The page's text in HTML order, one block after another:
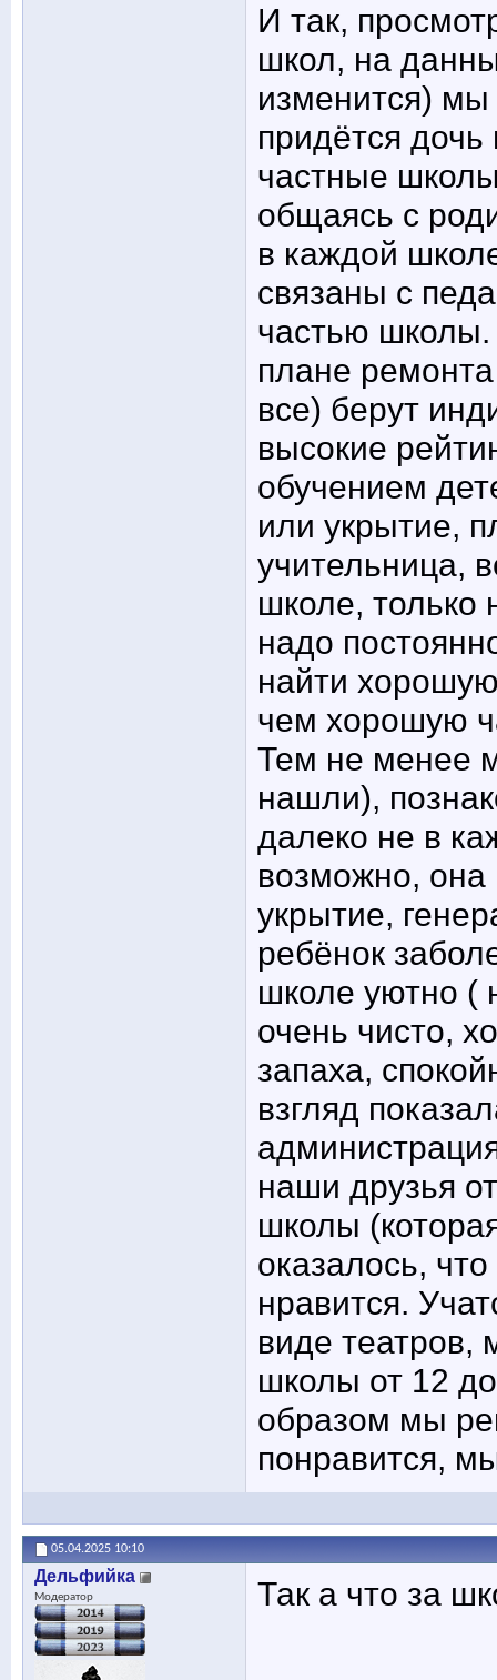
И так,
школ, на
изменится) мы
придётся
частные
общаясь с
в каждой
связаны с
частью
плане
все) берут
высокие
обучением
или укрытие,
учительница,
школе, только
надо
найти
чем хорошую
Тем не менее
нашли),
далеко не в
возможно,
укрытие,
ребёнок
школе уютно (
очень чисто,
запаха,
взгляд
наши друзья
школы
оказалось,
нравится.
виде театров,
школы от 12
образом мы
понравится,
05.04.2025 10:10
Дельфийка
Модератор Так а что за